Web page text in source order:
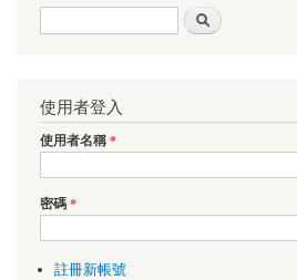
搜尋表單
使用者登入
使用者名稱*
密碼*
註冊新帳號